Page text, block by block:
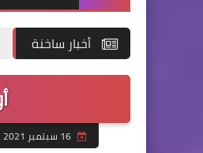
أخبار ساخنة
16 سبتمبر 2021